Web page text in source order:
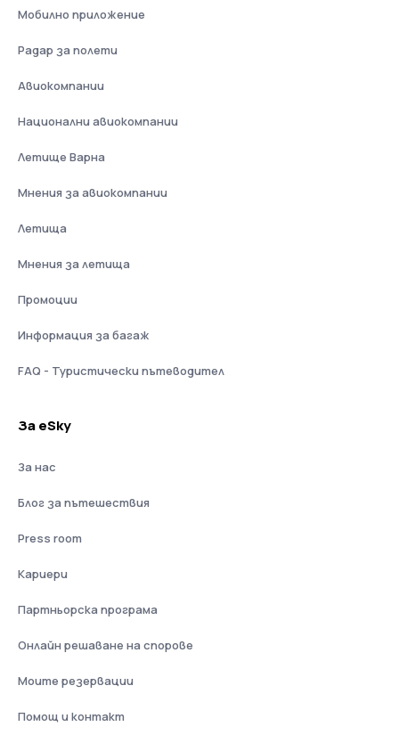
Мобилно приложение
Радар за полети
Авиокомпании
Национални авиокомпании
Летище Варна
Мнения за авиокомпании
Летища
Мнения за летища
Промоции
Информация за багаж
FAQ - Туристически пътеводител
За eSky
За нас
Блог за пътешествия
Press room
Кариери
Партньорска програма
Онлайн решаване на спорове
Моите резервации
Помощ и контакт